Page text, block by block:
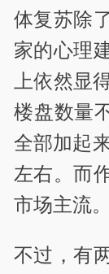
体复苏除
家的心理
上依然显
楼盘数量
全部加起
左右。而
市场主流。
不过，有